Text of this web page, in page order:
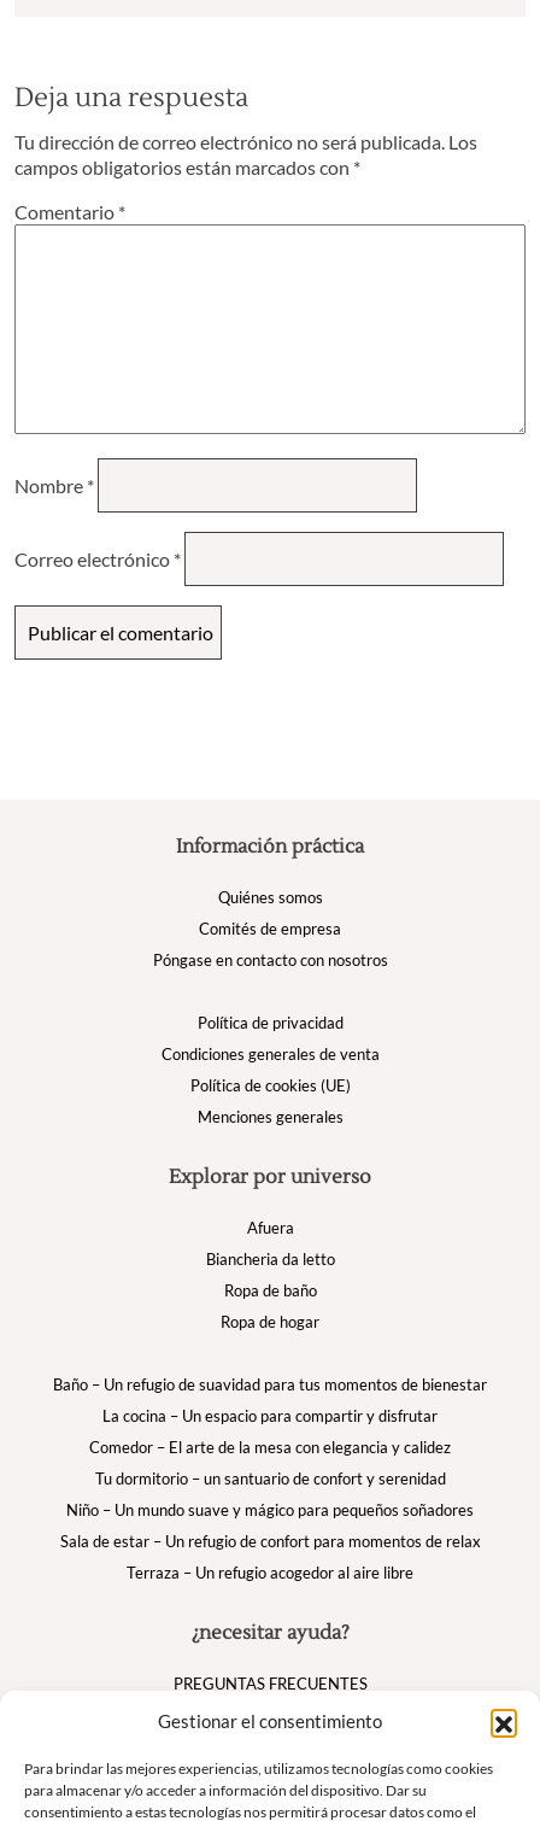
Gestionar el consentimiento
Para brindar las mejores experiencias, utilizamos tecnologías como cookies
para almacenar y/o acceder a información del dispositivo. Dar su
consentimiento a estas tecnologías nos permitirá procesar datos como el
Deja una respuesta
Tu dirección de correo electrónico no será publicada. Los
campos obligatorios están marcados con *
Comentario *
Nombre *
Correo electrónico *
¿necesitar ayuda?
PREGUNTAS FRECUENTES
Mi cuenta
Información práctica
Quiénes somos
Comités de empresa
Póngase en contacto con nosotros
Política de privacidad
Condiciones generales de venta
Política de cookies (UE)
Menciones generales
Explorar por universo
Afuera
Biancheria da letto
Ropa de baño
Ropa de hogar
Baño – Un refugio de suavidad para tus momentos de bienestar
La cocina – Un espacio para compartir y disfrutar
Comedor – El arte de la mesa con elegancia y calidez
Tu dormitorio – un santuario de confort y serenidad
Niño – Un mundo suave y mágico para pequeños soñadores
Sala de estar – Un refugio de confort para momentos de relax
Terraza – Un refugio acogedor al aire libre